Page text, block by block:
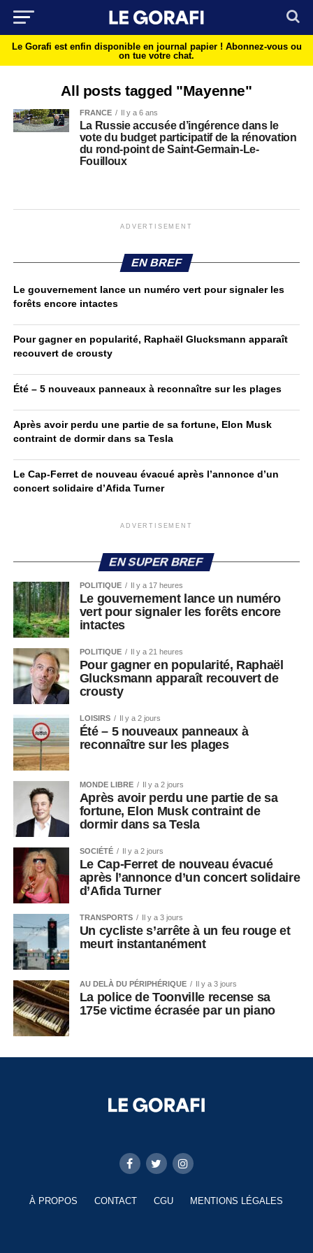
Le Gorafi est enfin disponible en journal papier ! Abonnez-vous ou
on tue votre chat.
All posts tagged "Mayenne"
FRANCE Il y a 6 ans
La Russie accusée d’ingérence dans le
vote du budget participatif de la rénovation
du rond-point de Saint-Germain-Le-
Fouilloux
ADVERTISEMENT
EN BREF
Le gouvernement lance un numéro vert pour signaler les
forêts encore intactes
Pour gagner en popularité, Raphaël Glucksmann apparaît
recouvert de crousty
Été – 5 nouveaux panneaux à reconnaître sur les plages
Après avoir perdu une partie de sa fortune, Elon Musk
contraint de dormir dans sa Tesla
Le Cap-Ferret de nouveau évacué après l’annonce d’un
concert solidaire d’Afida Turner
ADVERTISEMENT
EN SUPER BREF
POLITIQUE Il y a 17 heures
Le gouvernement lance un numéro
vert pour signaler les forêts encore
intactes
POLITIQUE Il y a 21 heures
Pour gagner en popularité, Raphaël
Glucksmann apparaît recouvert de
crousty
LOISIRS Il y a 2 jours
Été – 5 nouveaux panneaux à
reconnaître sur les plages
MONDE LIBRE Il y a 2 jours
Après avoir perdu une partie de sa
fortune, Elon Musk contraint de
dormir dans sa Tesla
SOCIÉTÉ Il y a 2 jours
Le Cap-Ferret de nouveau évacué
après l’annonce d’un concert solidaire
d’Afida Turner
TRANSPORTS Il y a 3 jours
Un cycliste s’arrête à un feu rouge et
meurt instantanément
AU DELÀ DU PÉRIPHÉRIQUE Il y a 3 jours
La police de Toonville recense sa
175e victime écrasée par un piano
À PROPOS CONTACT CGU MENTIONS LÉGALES